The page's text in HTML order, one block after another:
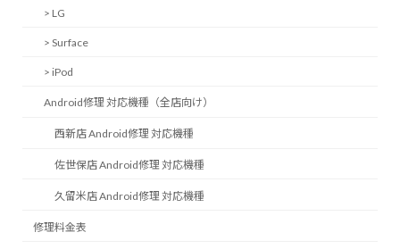
> LG
> Surface
> iPod
Android修理 対応機種（全店向け）
西新店 Android修理 対応機種
佐世保店 Android修理 対応機種
久留米店 Android修理 対応機種
修理料金表